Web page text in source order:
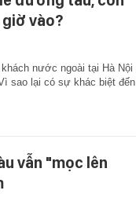
vào?
nước ngoài tại Hà Nội
sao lại có sự khác biệt đến
vẫn "mọc lên